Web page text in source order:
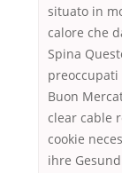
situato in
calore che
Spina
preoccupati
Buon
clear cable
cookie
ihre